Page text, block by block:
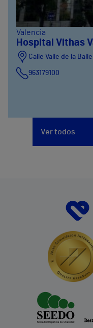
Valencia
Hospital Vithas
Calle Valle de la
963179100
Ver todos